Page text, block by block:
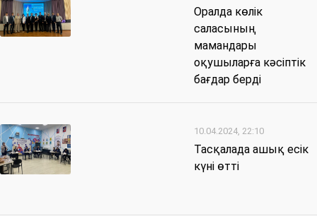
Оралда көлік
саласының
мамандары
оқушыларға кәсіптік
бағдар берді
10.04.2024, 22:10
Тасқалада ашық есік
күні өтті